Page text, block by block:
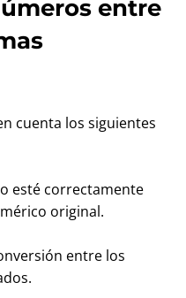
entre
cuenta los siguientes
esté correctamente
original.
entre los